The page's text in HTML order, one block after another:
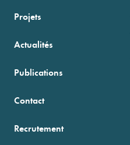
Projets
Actualités
Publications
Contact
Recrutement